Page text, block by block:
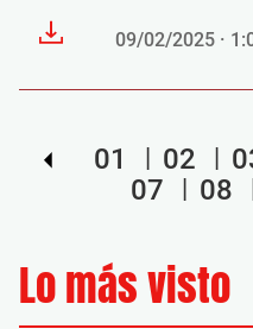
09/02/2025 ·
01 02
07
08
Lo más visto